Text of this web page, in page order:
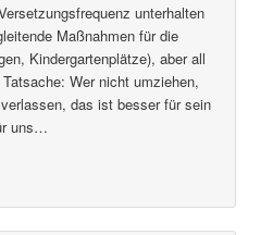
unterhalten
Maßnahmen für die
Kindergartenplätze), aber all
Wer nicht umziehen,
das ist besser für sein
uns…